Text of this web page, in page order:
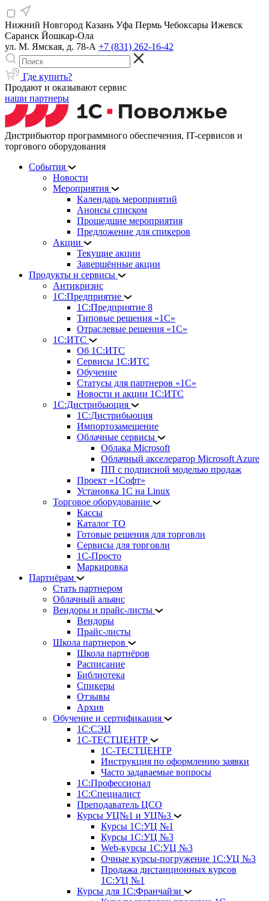
Нижний Новгород Казань Уфа Пермь Чебоксары Ижевск
Саранск Йошкар-Ола
ул. М. Ямская, д. 78-А +7 (831) 262-16-42
Где купить?
Продают и оказывают сервис
наши партнеры
Дистрибьютор программного обеспечения, IT-сервисов и
торгового оборудования
События
Новости
Мероприятия
Календарь мероприятий
Анонсы списком
Прошедшие мероприятия
Предложение для спикеров
Акции
Текущие акции
Завершённые акции
Продукты и сервисы
Антикризис
1С:Предприятие
1С:Предприятие 8
Типовые решения «1С»
Отраслевые решения «1С»
1С:ИТС
Об 1С:ИТС
Сервисы 1С:ИТС
Обучение
Статусы для партнеров «1С»
Новости и акции 1С:ИТС
1С:Дистрибьюция
1С:Дистрибьюция
Импортозамещение
Облачные сервисы
Облака Microsoft
Облачный акселератор Microsoft Azure
ПП с подписной моделью продаж
Проект «1Софт»
Установка 1С на Linux
Торговое оборудование
Кассы
Каталог ТО
Готовые решения для торговли
Сервисы для торговли
1С-Просто
Маркировка
Партнёрам
Стать партнером
Облачный альянс
Вендоры и прайс-листы
Вендоры
Прайс-листы
Школа партнеров
Школа партнёров
Расписание
Библиотека
Спикеры
Отзывы
Архив
Обучение и сертификация
1С:СЭЦ
1С-ТЕСТЦЕНТР
1С-ТЕСТЦЕНТР
Инструкция по оформлению заявки
Часто задаваемые вопросы
1С:Профессионал
1С:Специалист
Преподаватель ЦСО
Курсы УЦ№1 и УЦ№3
Курсы 1С:УЦ №1
Курсы 1С:УЦ №3
Web-курсы 1С:УЦ №3
Очные курсы-погружение 1С:УЦ №3
Продажа дистанционных курсов
1С:УЦ №1
Курсы для 1С:Франчайзи